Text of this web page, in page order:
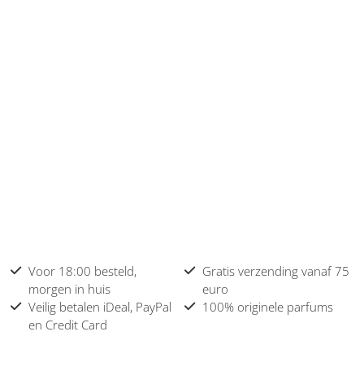
Voor 18:00 besteld,
morgen in huis
Gratis verzending vanaf 75
euro
Veilig betalen iDeal, PayPal
en Credit Card
100% originele parfums